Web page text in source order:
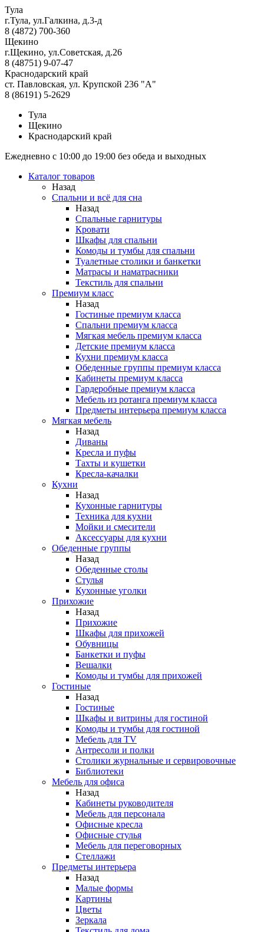
Тула
г.Тула, ул.Галкина, д.3-д
8 (4872) 700-360
Щекино
г.Щекино, ул.Советская, д.26
8 (48751) 9-07-47
Краснодарский край
ст. Павловская, ул. Крупской 236 "А"
8 (86191) 5-2629
Тула
Щекино
Краснодарский край
Ежедневно с 10:00 до 19:00 без обеда и выходных
Каталог товаров
Назад
Спальни и всё для сна
Назад
Спальные гарнитуры
Кровати
Шкафы для спальни
Комоды и тумбы для спальни
Туалетные столики и банкетки
Матрасы и наматрасники
Текстиль для спальни
Премиум класс
Назад
Гостиные премиум класса
Спальни премиум класса
Мягкая мебель премиум класса
Детские премиум класса
Кухни премиум класса
Обеденные группы премиум класса
Кабинеты премиум класса
Гардеробные премиум класса
Мебель из ротанга премиум класса
Предметы интерьера премиум класса
Мягкая мебель
Назад
Диваны
Кресла и пуфы
Тахты и кушетки
Кресла-качалки
Кухни
Назад
Кухонные гарнитуры
Техника для кухни
Мойки и смесители
Аксессуары для кухни
Обеденные группы
Назад
Обеденные столы
Стулья
Кухонные уголки
Прихожие
Назад
Прихожие
Шкафы для прихожей
Обувницы
Банкетки и пуфы
Вешалки
Комоды и тумбы для прихожей
Гостиные
Назад
Гостиные
Шкафы и витрины для гостиной
Комоды и тумбы для гостиной
Мебель для TV
Антресоли и полки
Столики журнальные и сервировочные
Библиотеки
Мебель для офиса
Назад
Кабинеты руководителя
Мебель для персонала
Офисные кресла
Офисные стулья
Мебель для переговорных
Стеллажи
Предметы интерьера
Назад
Малые формы
Картины
Цветы
Зеркала